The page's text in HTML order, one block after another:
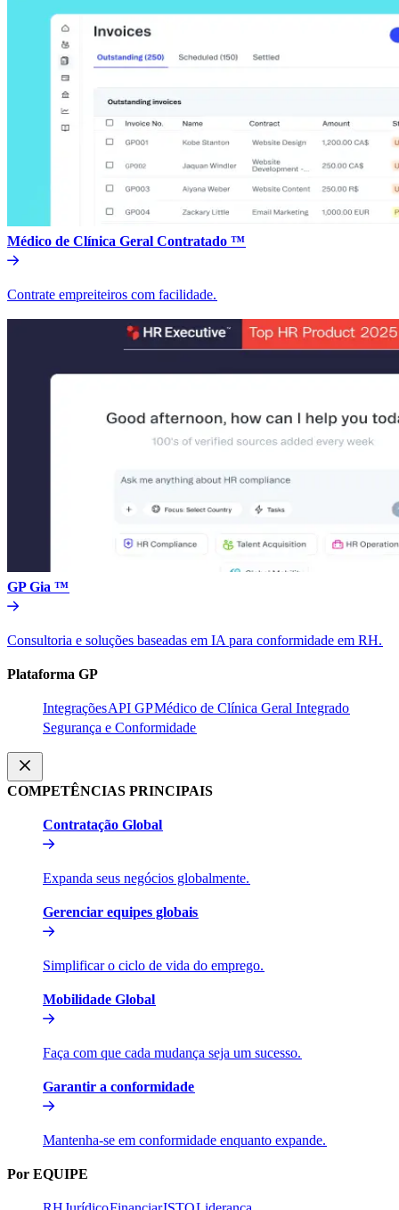
Médico de Clínica Geral Contratado ™​​
Contrate empreiteiros com facilidade.​​
GP Gia ™​​
Consultoria e soluções baseadas em IA para conformidade em RH.​​
Plataforma GP​​
Integrações​​API GP​​Médico de Clínica Geral Integrado​​
Segurança e Conformidade​​
COMPETÊNCIAS PRINCIPAIS​​
Contratação Global​​
Expanda seus negócios globalmente.​​
Gerenciar equipes globais​​
Simplificar o ciclo de vida do emprego.​​
Mobilidade Global​​
Faça com que cada mudança seja um sucesso.​​
Garantir a conformidade​​
Mantenha-se em conformidade enquanto expande.​​
Por EQUIPE​​